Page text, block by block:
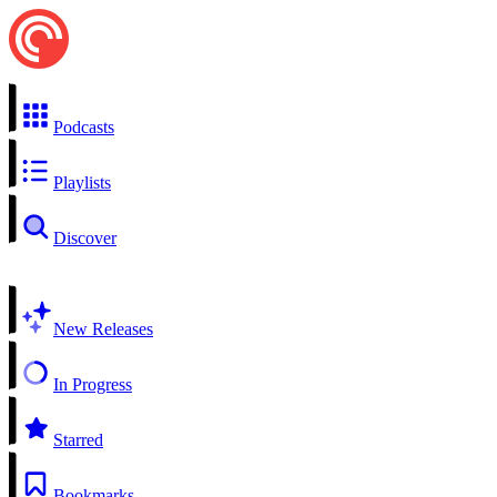
Podcasts
Playlists
Discover
New Releases
In Progress
Starred